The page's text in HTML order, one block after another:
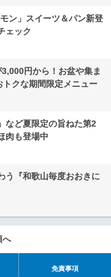
ン」スイーツ＆パン新登
ェック
円から！お盆や集ま
トクな期間限定メニュー
など夏限定の旨ねた第2
肉も登場中
う『和歌山毎度おおきに
へ
免責事項